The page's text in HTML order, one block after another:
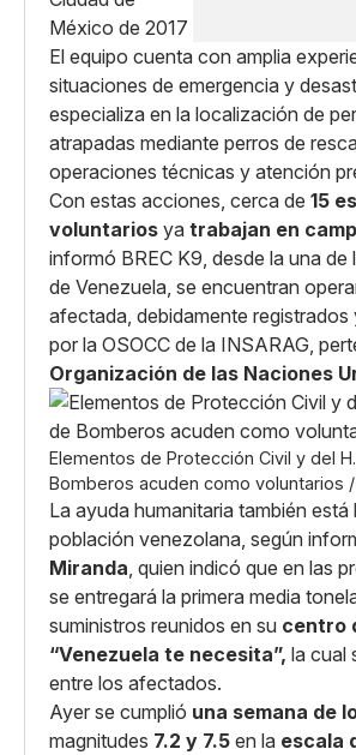
El equipo cuenta con amplia
situaciones de emergencia y
especializa en la localización de
atrapadas mediante perros de
operaciones técnicas y atención
Con estas acciones, cerca de 15
voluntarios ya trabajan en
informó BREC K9, desde la una de
de Venezuela, se encuentran
afectada, debidamente
por la OSOCC de la INSARAG,
Organización de las Naciones
Elementos de Protección Civil y del
Bomberos acuden como voluntarios /
La ayuda humanitaria también está
población venezolana, según
Miranda , quien indicó que en las
se entregará la primera media
suministros reunidos en su centro
“Venezuela te necesita”, la cual
entre los afectados.
Ayer se cumplió una semana de
magnitudes 7.2 y 7.5 en la escala